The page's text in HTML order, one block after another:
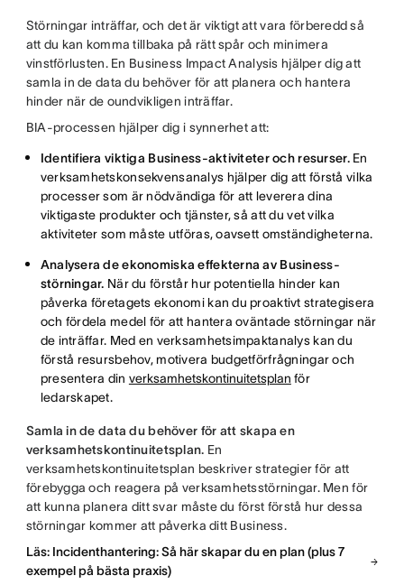
Störningar inträffar, och det är viktigt att vara förberedd så
att du kan komma tillbaka på rätt spår och minimera
vinstförlusten. En Business Impact Analysis hjälper dig att
samla in de data du behöver för att planera och hantera
hinder när de oundvikligen inträffar.
BIA-processen hjälper dig i synnerhet att:
Identifiera viktiga Business-aktiviteter och resurser.En
verksamhetskonsekvensanalys hjälper dig att förstå vilka
processer som är nödvändiga för att leverera dina
viktigaste produkter och tjänster, så att du vet vilka
aktiviteter som måste utföras, oavsett omständigheterna.
Analysera de ekonomiska effekterna av Business-
störningar. När du förstår hur potentiella hinder kan
påverka företagets ekonomi kan du proaktivt strategisera
och fördela medel för att hantera oväntade störningar när
de inträffar. Med en verksamhetsimpaktanalys kan du
förstå resursbehov, motivera budgetförfrågningar och
presentera din verksamhetskontinuitetsplan för
ledarskapet.
Samla in de data du behöver för att skapa en
verksamhetskontinuitetsplan. En
verksamhetskontinuitetsplan beskriver strategier för att
förebygga och reagera på verksamhetsstörningar. Men för
att kunna planera ditt svar måste du först förstå hur dessa
störningar kommer att påverka ditt Business.
Läs: Incidenthantering: Så här skapar du en plan (plus 7
exempel på bästa praxis)